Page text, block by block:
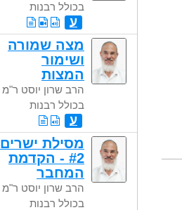
בכולל רבנות
ע
מצה שמורה
ושימור
המצות
הרב שרון יוסט ר"מ
בכולל רבנות
ע
מסילת ישרים
#2 - הקדמת
המחבר
הרב שרון יוסט ר"מ
בכולל רבנות